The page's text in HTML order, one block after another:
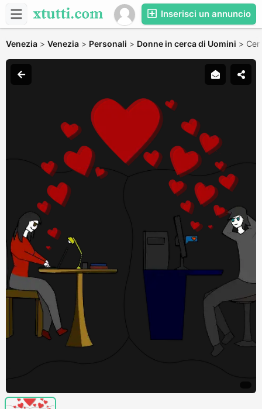
Inserisci un annuncio
Venezia > Venezia > Personali > Donne in cerca di Uomini >